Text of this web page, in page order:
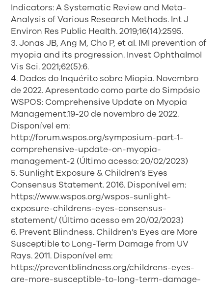
Indicators: A Systematic Review and Meta-
Analysis of Various Research Methods. Int J
Environ Res Public Health. 2019;16(14):2595.
3. Jonas JB, Ang M, Cho P, et al. IMI prevention of
myopia and its progression. Invest Ophthalmol
Vis Sci. 2021;62(5):6.
4. Dados do Inquérito sobre Miopia. Novembro
de 2022. Apresentado como parte do Simpósio
WSPOS: Comprehensive Update on Myopia
Management.19-20 de novembro de 2022.
Disponível em:
http://forum.wspos.org/symposium-part-1-
comprehensive-update-on-myopia-
management-2 (Último acesso: 20/02/2023)
5. Sunlight Exposure & Children’s Eyes
Consensus Statement. 2016. Disponível em:
https://www.wspos.org/wspos-sunlight-
exposure-childrens-eyes-consensus-
statement/ (Último acesso em 20/02/2023)
6. Prevent Blindness. Children’s Eyes are More
Susceptible to Long-Term Damage from UV
Rays. 2011. Disponível em:
https://preventblindness.org/childrens-eyes-
are-more-susceptible-to-long-term-damage-